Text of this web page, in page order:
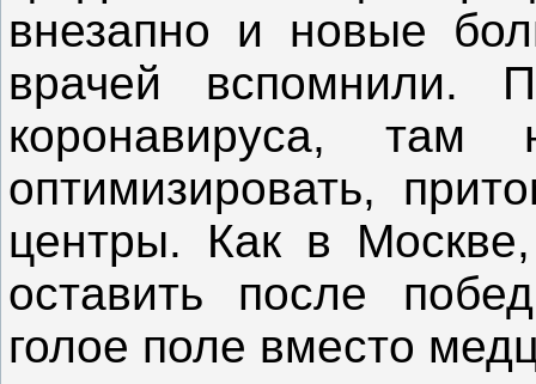
внезапно и новые
врачей вспомнили.
коронавируса,
оптимизировать,
центры. Как в
оставить после
голое поле вместо